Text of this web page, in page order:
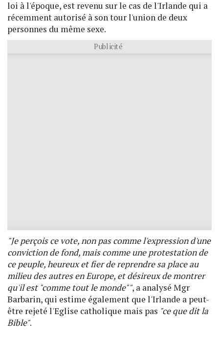
loi à l'époque, est revenu sur le cas de l'Irlande qui a
récemment autorisé à son tour l'union de deux
personnes du même sexe.
Publicité
"Je perçois ce vote, non pas comme l'expression d'une
conviction de fond, mais comme une protestation de
ce peuple, heureux et fier de reprendre sa place au
milieu des autres en Europe, et désireux de montrer
qu'il est "comme tout le monde"", a analysé Mgr
Barbarin, qui estime également que l'Irlande a peut-
être rejeté l'Eglise catholique mais pas "ce que dit la
Bible".